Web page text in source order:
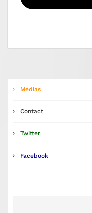
Médias
Contact
Twitter
Facebook